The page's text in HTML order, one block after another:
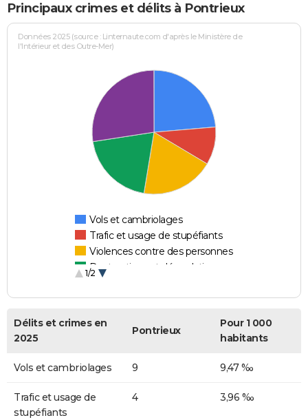
Principaux crimes et délits à Pontrieux
Données 2025 (source : Linternaute.com d'après le Ministère de
l'Intérieur et des Outre-Mer)
Vols et cambriolages
Trafic et usage de stupéfiants
Violences contre des personnes
Destructions et dégradations
1/2
Délits et crimes en
2025
Pontrieux
Pour 1 000
habitants
Vols et cambriolages 9 9,47 ‰
Trafic et usage de
stupéfiants
4 3,96 ‰